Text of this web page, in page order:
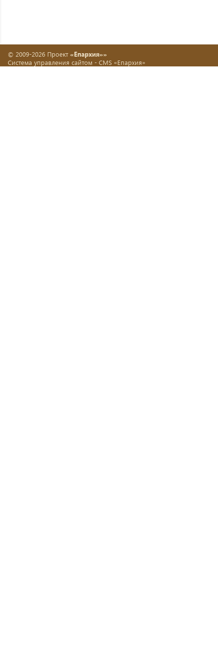
© 2009-2026 Проект «Епархия»»
Система управления сайтом - CMS «Епархия»